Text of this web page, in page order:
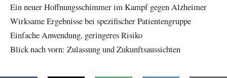
Ein neuer Hoffnungsschimmer im Kampf gegen Alzheimer
Wirksame Ergebnisse bei spezifischer Patientengruppe
Einfache Anwendung, geringeres Risiko
Blick nach vorn: Zulassung und Zukunftsaussichten